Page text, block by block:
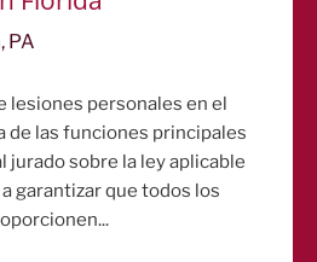
PA
lesiones personales en el
de las funciones principales
jurado sobre la ley aplicable
garantizar que todos los